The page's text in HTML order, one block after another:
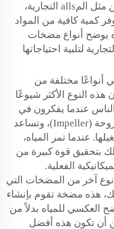
على تدفق الماء نهارًا وليلًا في الأماكن مثل المalls التجارية،
كمية كافية من المواد
يوضح أنواع مضخات
لتلبية احتياجاتها
أنواعًا مختلفة من
النوع الأكثر شيوعًا
عندما يفكرون في
المضخات. المكون الذي يدور هو المروحة (Impeller)، وتساعد
عندما تمر المياه،
بتحقيق قوة كبيرة من
الفعلية.
آخر من المضخات التي
هذه مضخة تقوم بإنشاء
العكسي للمياه بدلاً من
أن تكون هذه أفضل